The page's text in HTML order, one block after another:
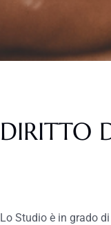
DIRITTO
Lo Studio è in grado